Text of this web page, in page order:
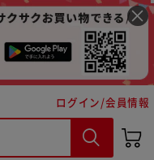
ログイン/会員情報